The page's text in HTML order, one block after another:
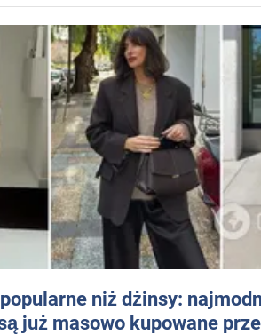
niż dżinsy:
już masowo kupowane